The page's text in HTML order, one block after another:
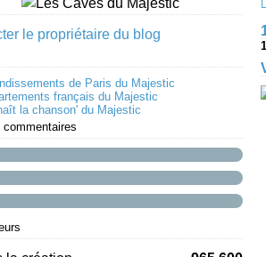
le propriétaire du blog
de Paris du Majestic
français du Majestic
la chanson' du Majestic
commentaires